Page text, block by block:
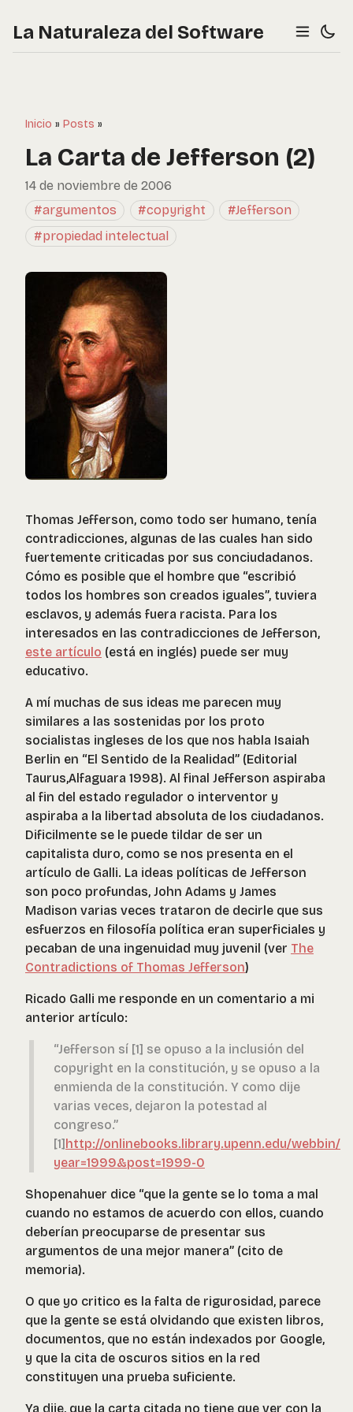
La Naturaleza del Software
Inicio » Posts »
La Carta de Jefferson (2)
14 de noviembre de 2006
#argumentos
#copyright
#Jefferson
#propiedad intelectual
Thomas Jefferson, como todo ser humano, tenía
contradicciones, algunas de las cuales han sido
fuertemente criticadas por sus conciudadanos.
Cómo es posible que el hombre que “escribió
todos los hombres son creados iguales”, tuviera
esclavos, y además fuera racista. Para los
interesados en las contradicciones de Jefferson,
este artículo (está en inglés) puede ser muy
educativo.
A mí muchas de sus ideas me parecen muy
similares a las sostenidas por los proto
socialistas ingleses de los que nos habla Isaiah
Berlin en “El Sentido de la Realidad” (Editorial
Taurus,Alfaguara 1998). Al final Jefferson aspiraba
al fin del estado regulador o interventor y
aspiraba a la libertad absoluta de los ciudadanos.
Dificilmente se le puede tildar de ser un
capitalista duro, como se nos presenta en el
artículo de Galli. La ideas políticas de Jefferson
son poco profundas, John Adams y James
Madison varias veces trataron de decirle que sus
esfuerzos en filosofía política eran superficiales y
pecaban de una ingenuidad muy juvenil (ver The
Contradictions of Thomas Jefferson)
Ricado Galli me responde en un comentario a mi
anterior artículo:
“Jefferson sí [1] se opuso a la inclusión del
copyright en la constitución, y se opuso a la
enmienda de la constitución. Y como dije
varias veces, dejaron la potestad al
congreso.”
[1]http://onlinebooks.library.upenn.edu/webbin/
year=1999&post=1999-0
Shopenahuer dice “que la gente se lo toma a mal
cuando no estamos de acuerdo con ellos, cuando
deberían preocuparse de presentar sus
argumentos de una mejor manera” (cito de
memoria).
O que yo critico es la falta de rigurosidad, parece
que la gente se está olvidando que existen libros,
documentos, que no están indexados por Google,
y que la cita de oscuros sitios en la red
constituyen una prueba suficiente.
Ya dije, que la carta citada no tiene que ver con la